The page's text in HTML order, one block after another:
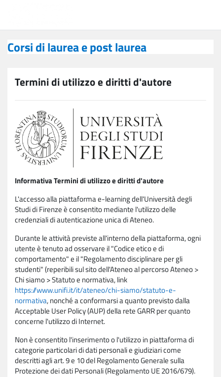
Corsi di laurea e post laurea
Termini di utilizzo e diritti d'autore
Informativa Termini di utilizzo e diritti d'autore
L'accesso alla piattaforma e-learning dell'Università degli
Studi di Firenze è consentito mediante l'utilizzo delle
credenziali di autenticazione unica di Ateneo.
Durante le attività previste all'interno della piattaforma, ogni
utente è tenuto ad osservare il "Codice etico e di
comportamento" e il "Regolamento disciplinare per gli
studenti" (reperibili sul sito dell'Ateneo al percorso Ateneo >
Chi siamo > Statuto e normativa, link
https://www.unifi.it/it/ateneo/chi-siamo/statuto-e-
normativa, nonché a conformarsi a quanto previsto dalla
Acceptable User Policy (AUP) della rete GARR per quanto
concerne l'utilizzo di Internet.
Non è consentito l'inserimento o l'utilizzo in piattaforma di
categorie particolari di dati personali e giudiziari come
descritti agli art. 9 e 10 del Regolamento Generale sulla
Protezione dei dati Personali (Regolamento UE 2016/679).